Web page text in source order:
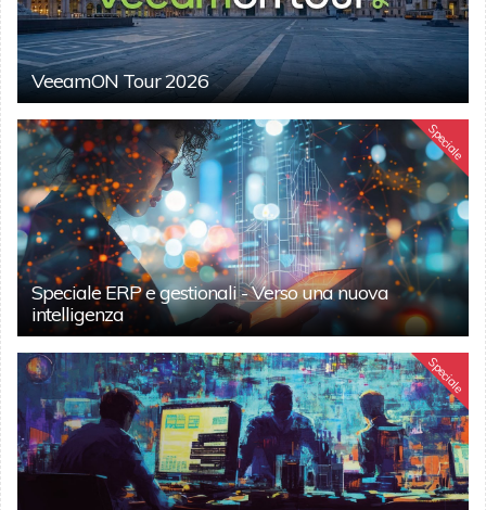
VeeamON Tour 2026
Speciale
Speciale ERP e gestionali - Verso una nuova
intelligenza
Speciale